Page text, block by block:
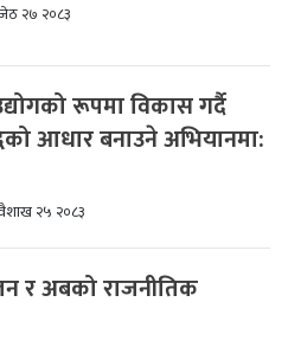
२७ २०८३
रूपमा विकास गर्दै
आधार बनाउने अभियानमा:
२५ २०८३
र अबको राजनीतिक